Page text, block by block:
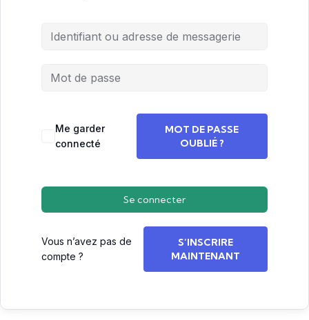
Me garder
connecté
MOT DE PASSE
OUBLIÉ ?
Se connecter
Vous n’avez pas de
compte ?
S’INSCRIRE
MAINTENANT